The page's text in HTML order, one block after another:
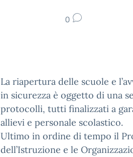
0
La riapertura delle scuole e
in sicurezza è oggetto di una
protocolli, tutti finalizzati a
allievi e personale scolastico.
Ultimo in ordine di tempo il
dell’Istruzione e le